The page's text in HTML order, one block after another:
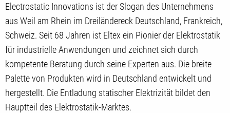
Electrostatic Innovations ist der Slogan des Unternehmens
aus Weil am Rhein im Dreiländereck Deutschland, Frankreich,
Schweiz. Seit 68 Jahren ist Eltex ein Pionier der Elektrostatik
für industrielle Anwendungen und zeichnet sich durch
kompetente Beratung durch seine Experten aus. Die breite
Palette von Produkten wird in Deutschland entwickelt und
hergestellt. Die Entladung statischer Elektrizität bildet den
Hauptteil des Elektrostatik-Marktes.